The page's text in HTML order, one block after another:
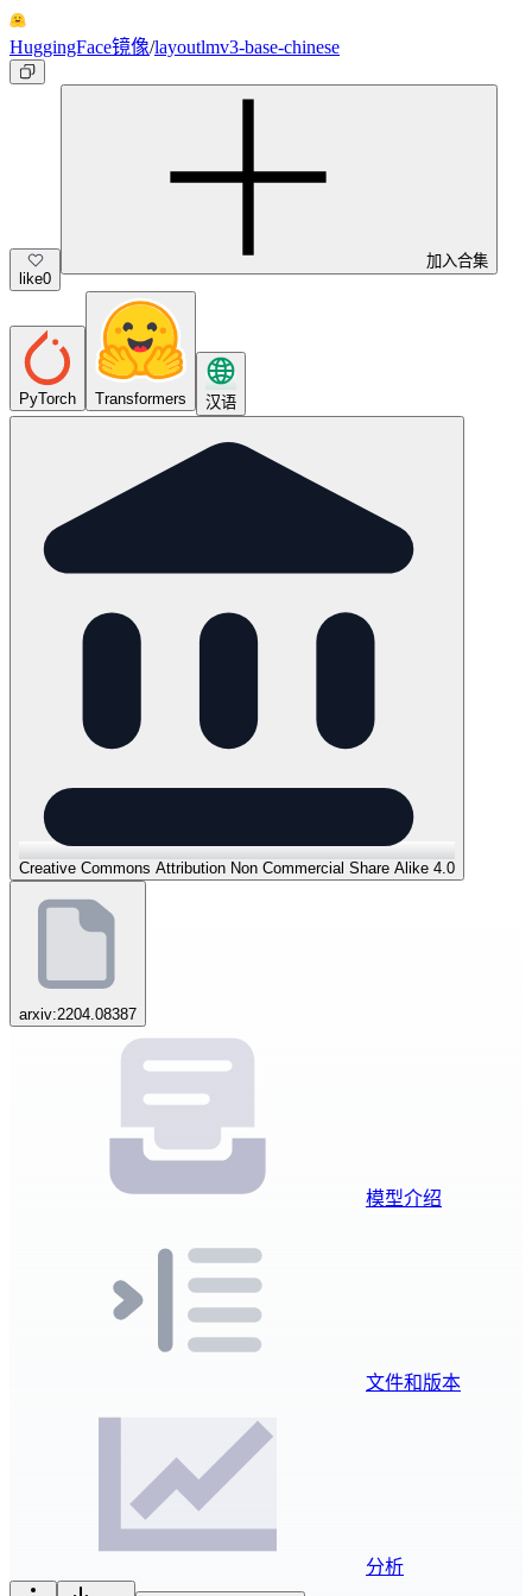
HuggingFace镜像/layoutlmv3-base-chinese
like0
加入合集
PyTorch Transformers 汉语
Creative Commons Attribution Non Commercial Share Alike 4.0
arxiv:2204.08387
模型介绍
文件和版本
分析